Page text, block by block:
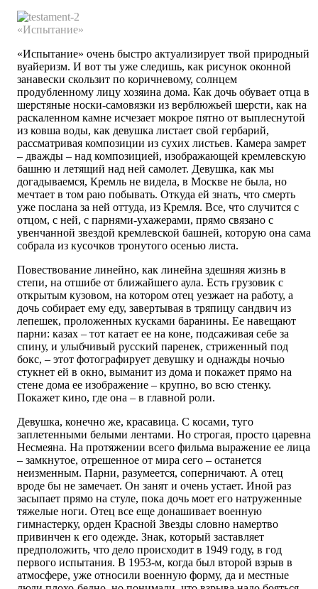
«Испытание»
«Испытание» очень быстро актуализирует твой природный
вуайеризм. И вот ты уже следишь, как рисунок оконной
занавески скользит по коричневому, солнцем
продубленному лицу хозяина дома. Как дочь обувает отца в
шерстяные носки-самовязки из верблюжьей шерсти, как на
раскаленном камне исчезает мокрое пятно от выплеснутой
из ковша воды, как девушка листает свой гербарий,
рассматривая композиции из сухих листьев. Камера замрет
– дважды – над композицией, изображающей кремлевскую
башню и летящий над ней самолет. Девушка, как мы
догадываемся, Кремль не видела, в Москве не была, но
мечтает в том раю побывать. Откуда ей знать, что смерть
уже послана за ней оттуда, из Кремля. Все, что случится с
отцом, с ней, с парнями-ухажерами, прямо связано с
увенчанной звездой кремлевской башней, которую она сама
собрала из кусочков тронутого осенью листа.
Повествование линейно, как линейна здешняя жизнь в
степи, на отшибе от ближайшего аула. Есть грузовик с
открытым кузовом, на котором отец уезжает на работу, а
дочь собирает ему еду, завертывая в тряпицу сандвич из
лепешек, проложенных кусками баранины. Ее навещают
парни: казах – тот катает ее на коне, подсаживая себе за
спину, и улыбчивый русский паренек, стриженный под
бокс, – этот фотографирует девушку и однажды ночью
стукнет ей в окно, выманит из дома и покажет прямо на
стене дома ее изображение – крупно, во всю стенку.
Покажет кино, где она – в главной роли.
Девушка, конечно же, красавица. С косами, туго
заплетенными белыми лентами. Но строгая, просто царевна
Несмеяна. На протяжении всего фильма выражение ее лица
– замкнутое, отрешенное от мира сего – останется
неизменным. Парни, разумеется, соперничают. А отец
вроде бы не замечает. Он занят и очень устает. Иной раз
засыпает прямо на стуле, пока дочь моет его натруженные
тяжелые ноги. Отец все еще донашивает военную
гимнастерку, орден Красной Звезды словно намертво
привинчен к его одежде. Знак, который заставляет
предположить, что дело происходит в 1949 году, в год
первого испытания. В 1953-м, когда был второй взрыв в
атмосфере, уже относили военную форму, да и местные